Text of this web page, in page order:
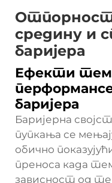
средину и
баријера
Ефекти
баријера
Баријерна
пупкања се
обично
преноса када
зависност од